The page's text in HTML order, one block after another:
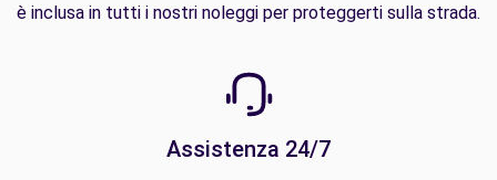
è inclusa in tutti i nostri noleggi per proteggerti sulla strada.
Assistenza 24/7